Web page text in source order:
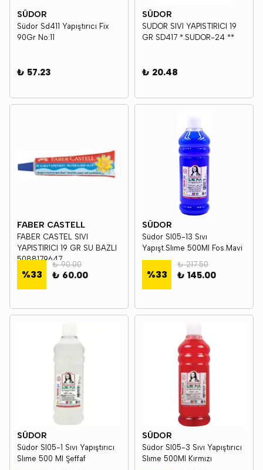
SÜDOR
Südor Sd411 Yapıştırıcı Fix
90Gr No:11
₺ 57.23
SÜDOR
SUDOR SIVI YAPISTIRICI 19
GR SD417 *.SUDOR-24 **
₺ 20.48
FABER CASTELL
FABER CASTEL SIVI
YAPISTIRICI 19 GR SU BAZLI
5088179647
%33
₺ 90.00
₺ 60.00
SÜDOR
Südor Sl05-13 Sıvı
Yapışt.Slıme 500Ml Fos.Mavi
%33
₺ 217.50
₺ 145.00
SÜDOR
Südor Sl05-1 Sıvı Yapıştırıcı
Slıme 500 Ml Şeffaf
SÜDOR
Südor Sl05-3 Sıvı Yapıştırıcı
Slıme 500Ml Kırmızı